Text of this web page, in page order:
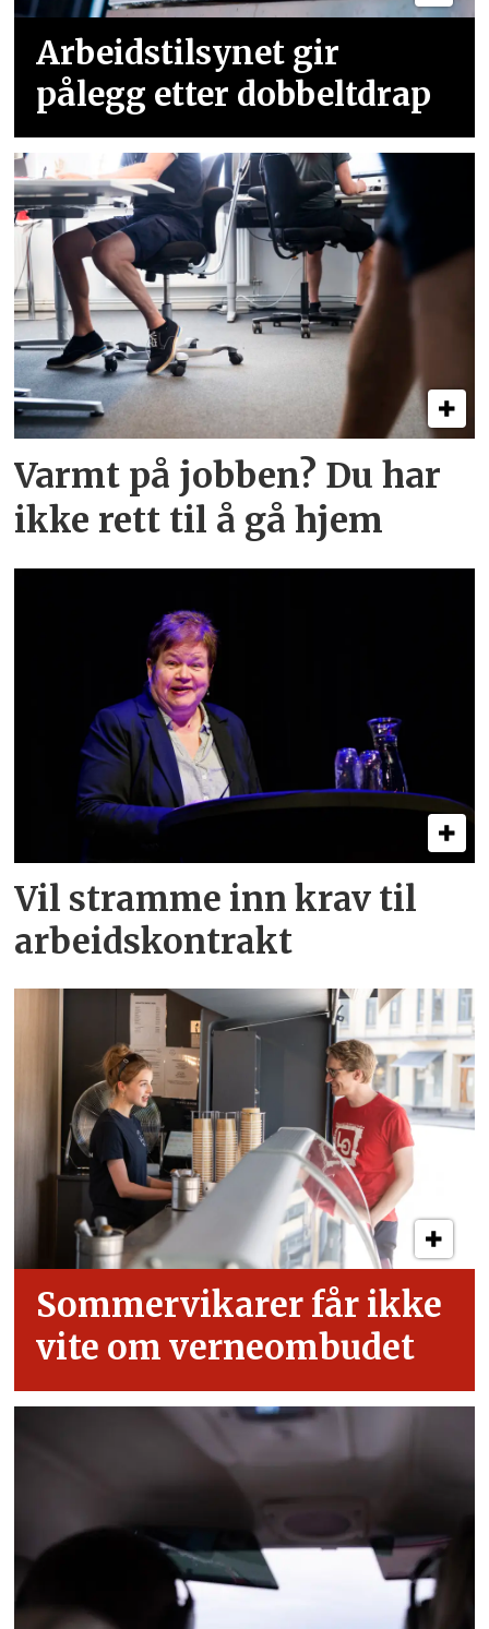
Arbeidstilsynet gir
pålegg etter dobbeltdrap
Varmt på jobben? Du har
ikke rett til å gå hjem
Vil stramme inn krav til
arbeids­kontrakt
Sommervikarer får ikke
vite om verneombudet